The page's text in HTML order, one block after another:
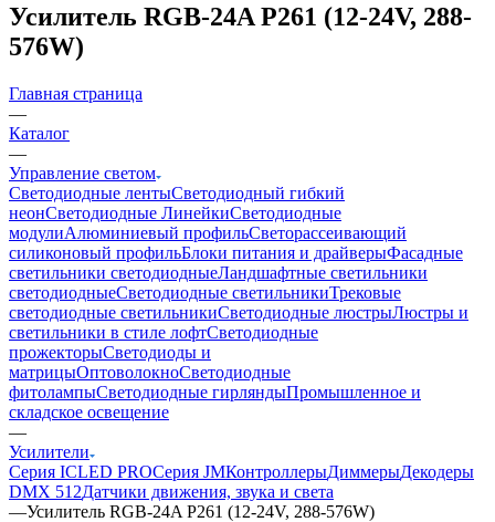
Усилитель RGB-24A P261 (12-24V, 288-
576W)
Главная страница
—
Каталог
—
Управление светом
Светодиодные лентыСветодиодный гибкий
неонСветодиодные ЛинейкиСветодиодные
модулиАлюминиевый профильСветорассеивающий
силиконовый профильБлоки питания и драйверыФасадные
светильники светодиодныеЛандшафтные светильники
светодиодныеСветодиодные светильникиТрековые
светодиодные светильникиСветодиодные люстрыЛюстры и
светильники в стиле лофтСветодиодные
прожекторыСветодиоды и
матрицыОптоволокноСветодиодные
фитолампыСветодиодные гирляндыПромышленное и
складское освещение
—
Усилители
Серия ICLED PROСерия JMКонтроллерыДиммерыДекодеры
DMX 512Датчики движения, звука и света
—Усилитель RGB-24A P261 (12-24V, 288-576W)